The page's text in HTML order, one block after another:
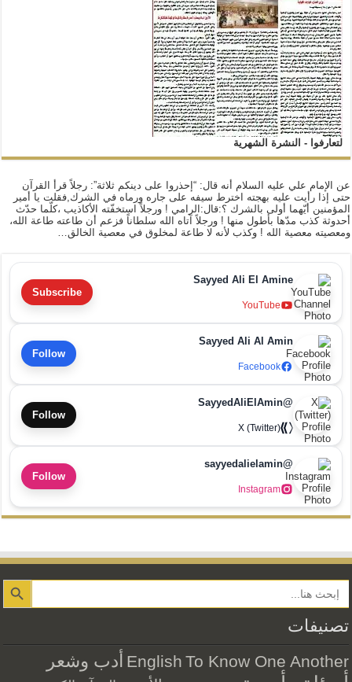
لتعارفوا - النشرة الشهرية
عن الإمام علي عليه السلام أنه قال: “إحذروا على دينكم ثلاثة”: رجلاً قرأ القرآن
حتى إذا رأيت عليه بهجته اخترط سيفه على جاره ورماه في الشرك,فقلت يا أمير
المؤمنين أيّهما أولى بالشرك ؟:قال:الرامي ! ورجلاً استخفّته الأكاذيب ،كلّما حدّث
أحدوثة كذب مدّها بأطول منها ! ورجلاً آتاه الله سلطاناً فزعم أن طاعته طاعة الله،
ومعصيته معصية الله ! وكذب لأنه لا طاعة لمخلوق في معصية الخالق…
Sayyed Ali El Amine
YouTube
Subscribe
Sayyed Ali Al Amin
Facebook
Follow
@SayyedAliElAmin
X (Twitter)
Follow
@sayyedalielamin
Instagram
Follow
Search Button
تصنيفات
English To Know One Another أدب وشعر